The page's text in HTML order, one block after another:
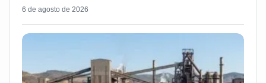
6 de agosto de 2026